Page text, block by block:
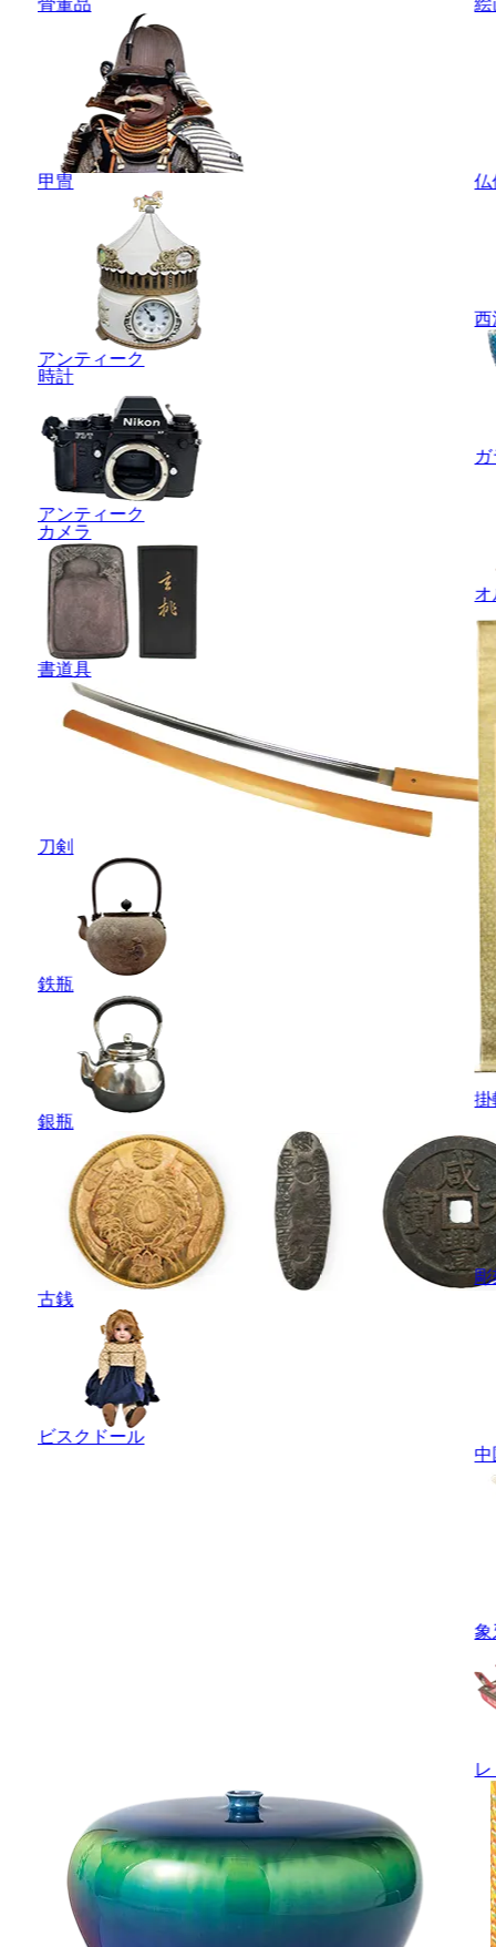
骨董品
甲冑
アンティーク
時計
アンティーク
カメラ
書道具
刀剣
鉄瓶
銀瓶
古銭
ビスクドール
絵
仏
西
オ
掛
彫
中
象